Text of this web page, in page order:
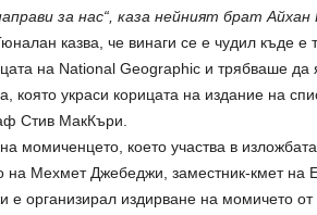
за нас“, каза нейният брат Айхан
казва, че винаги се е чудил къде е
на National Geographic и трябваше да
която украси корицата на издание на
Стив МакКъри.
момиченцето, което участва в
на Мехмет Джебеджи, заместник-кмет на
е организирал издирване на момичето